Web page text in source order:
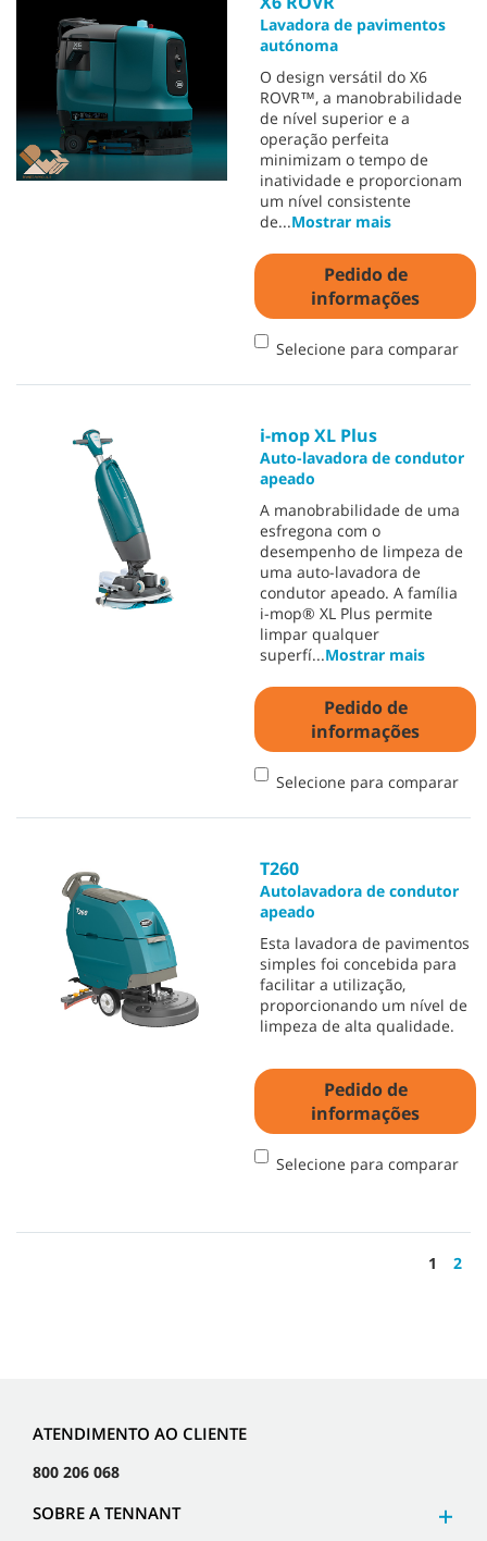
Lavadora de pavimentos
autónoma
O design versátil do X6
ROVR™, a manobrabilidade
de nível superior e a
operação perfeita
minimizam o tempo de
inatividade e proporcionam
um nível consistente
de...Mostrar mais
Pedido de
informações
Selecione para comparar
i-mop XL Plus
Auto-lavadora de condutor
apeado
A manobrabilidade de uma
esfregona com o
desempenho de limpeza de
uma auto-lavadora de
condutor apeado. A família
i-mop® XL Plus permite
limpar qualquer
superfí...Mostrar mais
Pedido de
informações
Selecione para comparar
T260
Autolavadora de condutor
apeado
Esta lavadora de pavimentos
simples foi concebida para
facilitar a utilização,
proporcionando um nível de
limpeza de alta qualidade.
Pedido de
informações
Selecione para comparar
1 2
ATENDIMENTO AO CLIENTE
800 206 068
SOBRE A TENNANT